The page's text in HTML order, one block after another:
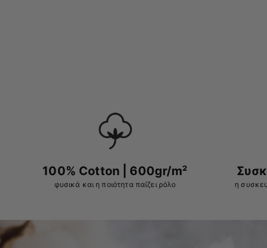
100% Cotton | 600gr/m²
φυσικά και η ποιότητα παίζει ρόλο η